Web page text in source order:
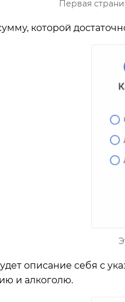
Первая
которой
описание себя с
и алкоголю.